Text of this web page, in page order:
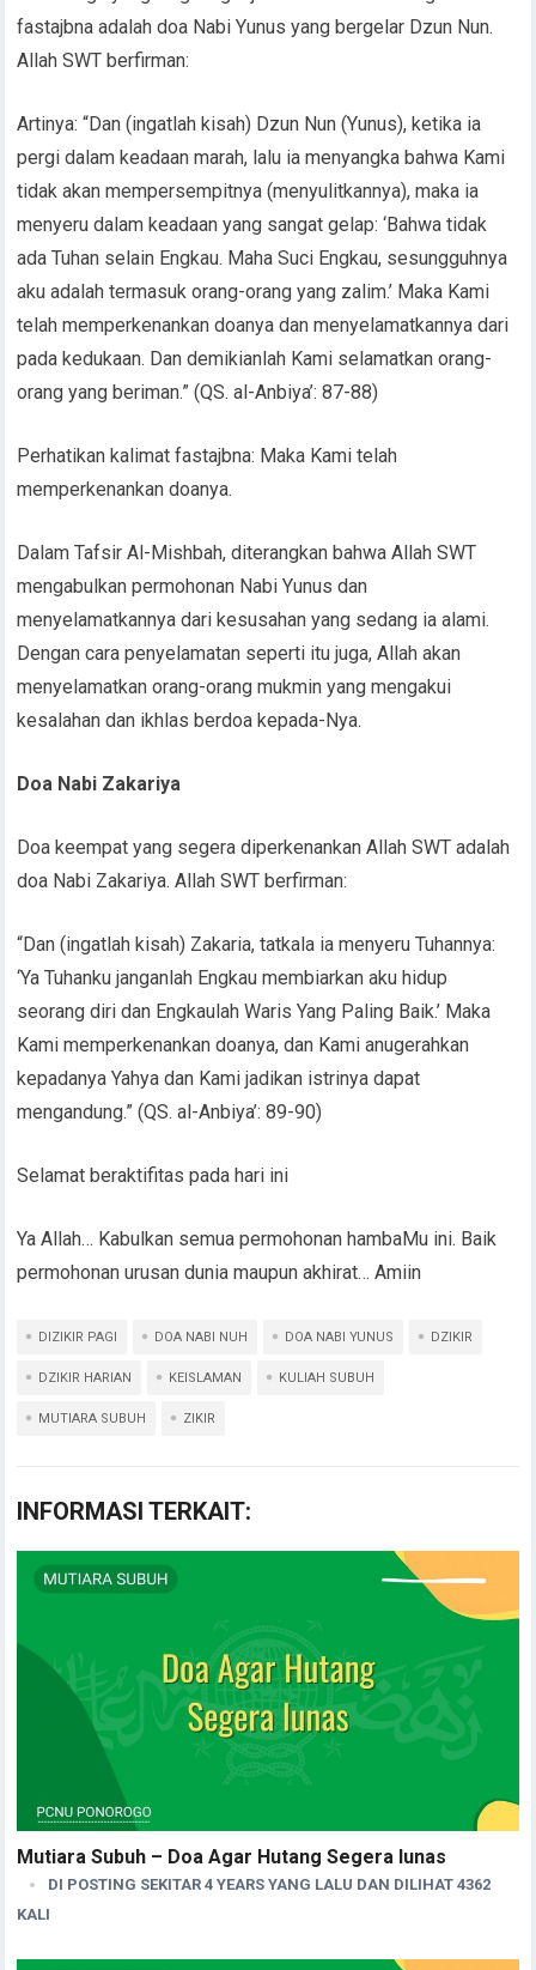
fastajbna adalah doa Nabi Yunus yang bergelar Dzun Nun.
Allah SWT berfirman:
Artinya: “Dan (ingatlah kisah) Dzun Nun (Yunus), ketika ia
pergi dalam keadaan marah, lalu ia menyangka bahwa Kami
tidak akan mempersempitnya (menyulitkannya), maka ia
menyeru dalam keadaan yang sangat gelap: ‘Bahwa tidak
ada Tuhan selain Engkau. Maha Suci Engkau, sesungguhnya
aku adalah termasuk orang-orang yang zalim.’ Maka Kami
telah memperkenankan doanya dan menyelamatkannya dari
pada kedukaan. Dan demikianlah Kami selamatkan orang-
orang yang beriman.” (QS. al-Anbiya’: 87-88)
Perhatikan kalimat fastajbna: Maka Kami telah
memperkenankan doanya.
Dalam Tafsir Al-Mishbah, diterangkan bahwa Allah SWT
mengabulkan permohonan Nabi Yunus dan
menyelamatkannya dari kesusahan yang sedang ia alami.
Dengan cara penyelamatan seperti itu juga, Allah akan
menyelamatkan orang-orang mukmin yang mengakui
kesalahan dan ikhlas berdoa kepada-Nya.
Doa Nabi Zakariya
Doa keempat yang segera diperkenankan Allah SWT adalah
doa Nabi Zakariya. Allah SWT berfirman:
“Dan (ingatlah kisah) Zakaria, tatkala ia menyeru Tuhannya:
‘Ya Tuhanku janganlah Engkau membiarkan aku hidup
seorang diri dan Engkaulah Waris Yang Paling Baik.’ Maka
Kami memperkenankan doanya, dan Kami anugerahkan
kepadanya Yahya dan Kami jadikan istrinya dapat
mengandung.” (QS. al-Anbiya’: 89-90)
Selamat beraktifitas pada hari ini
Ya Allah… Kabulkan semua permohonan hambaMu ini. Baik
permohonan urusan dunia maupun akhirat… Amiin
DIZIKIR PAGI DOA NABI NUH DOA NABI YUNUS DZIKIR
DZIKIR HARIAN KEISLAMAN KULIAH SUBUH
MUTIARA SUBUH ZIKIR
INFORMASI TERKAIT:
Mutiara Subuh – Doa Agar Hutang Segera lunas
DI POSTING SEKITAR 4 YEARS YANG LALU DAN DILIHAT 4362
KALI